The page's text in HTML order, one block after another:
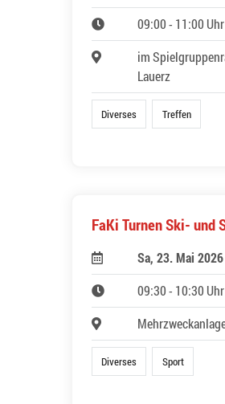
09:00 - 11:00 Uhr
im
Lauerz
Diverses Treffen
FaKi Turnen Ski- und
Sa, 23. Mai 2026
09:30 - 10:30 Uhr
Diverses Sport